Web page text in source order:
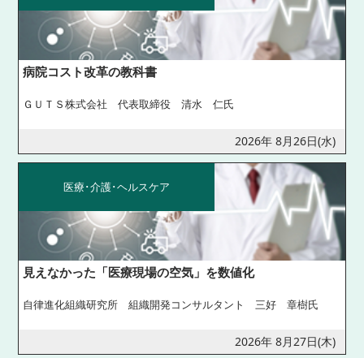
病院コスト改革の教科書
ＧＵＴＳ株式会社 代表取締役 清水 仁氏
2026年 8月26日(水)
医療･介護･ヘルスケア
見えなかった「医療現場の空気」を数値化
自律進化組織研究所 組織開発コンサルタント 三好 章樹氏
2026年 8月27日(木)